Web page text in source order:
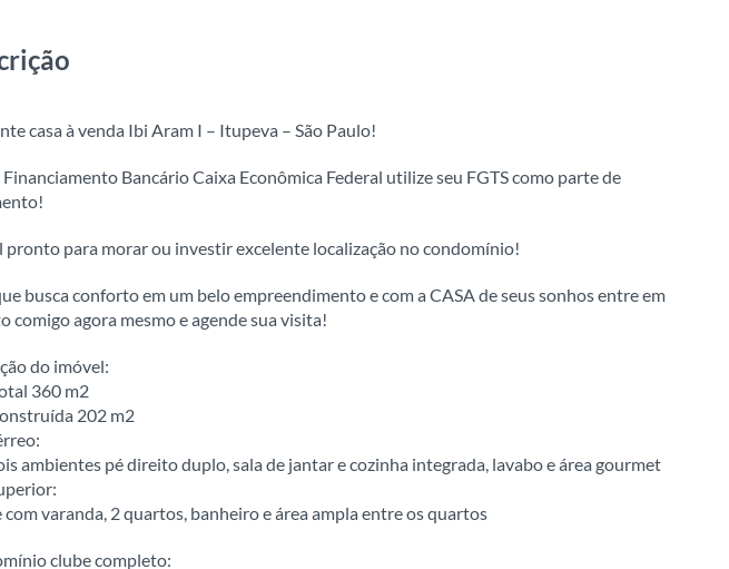
casa à venda Ibi Aram I – Itupeva – São Paulo!
Bancário Caixa Econômica Federal utilize seu FGTS como parte de
pronto para morar ou investir excelente localização no condomínio!
busca conforto em um belo empreendimento e com a CASA de seus sonhos entre em
comigo agora mesmo e agende sua visita!
do imóvel:
360 m2
202 m2
ambientes pé direito duplo, sala de jantar e cozinha integrada, lavabo e área gourmet
com varanda, 2 quartos, banheiro e área ampla entre os quartos
clube completo: